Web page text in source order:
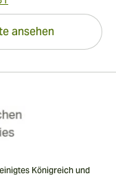
ansehen
Königreich und